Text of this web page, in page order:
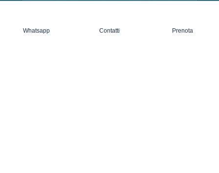
Whatsapp Contatti Prenota